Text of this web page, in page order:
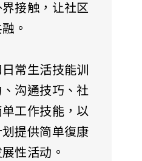
接触，让社区
。
常生活技能训
沟通技巧、社
工作技能，以
提供简单復康
性活动。